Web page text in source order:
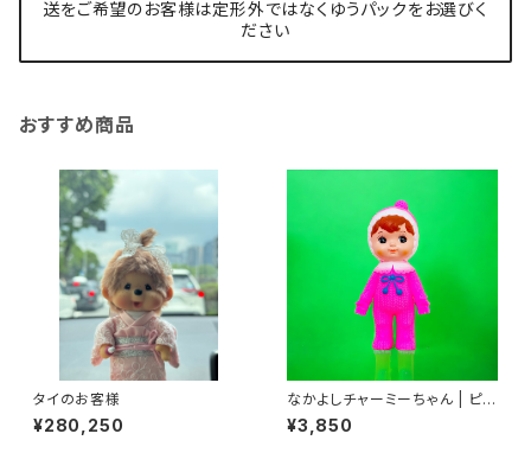
送をご希望のお客様は定形外ではなくゆうパックをお選びく
ださい
おすすめ商品
タイのお客様
¥280,250
なかよしチャーミーちゃん | ピン
ク | ポンポン
¥3,850